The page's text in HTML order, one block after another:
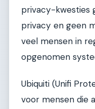
privacy-kwesties
privacy en geen
veel mensen in
opgenomen
Ubiquiti (Unifi
voor mensen die